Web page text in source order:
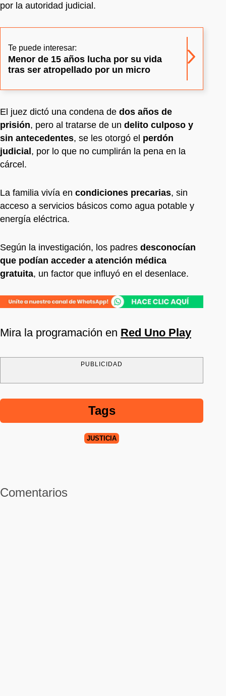
por la autoridad judicial.
Te puede interesar:
Menor de 15 años lucha por su vida
tras ser atropellado por un micro
El juez dictó una condena de dos años de
prisión, pero al tratarse de un delito culposo y
sin antecedentes, se les otorgó el perdón
judicial, por lo que no cumplirán la pena en la
cárcel.
La familia vivía en condiciones precarias, sin
acceso a servicios básicos como agua potable y
energía eléctrica.
Según la investigación, los padres desconocían
que podían acceder a atención médica
gratuita, un factor que influyó en el desenlace.
Mira la programación en Red Uno Play
PUBLICIDAD
Tags
JUSTICIA
Comentarios